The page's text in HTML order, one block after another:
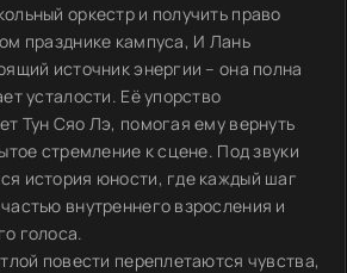
оркестр и получить право
празднике кампуса, И Лань
источник энергии – она полна
усталости. Её упорство
Тун Сяо Лэ, помогая ему вернуть
стремление к сцене. Под звуки
история юности, где каждый шаг
внутреннего взросления и
голоса.
повести переплетаются чувства,